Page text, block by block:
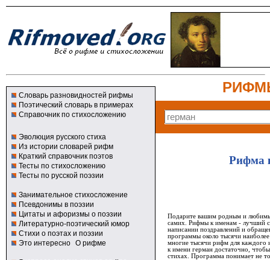
Словарь разновидностей рифмы
Поэтический словарь в примерах
Справочник по стихосложению
Эволюция русского стиха
Из истории словарей рифм
Краткий справочник поэтов
Тесты по стихосложению
Тесты по русской поэзии
Занимательное стихосложение
Псевдонимы в поэзии
Цитаты и афоризмы о поэзии
Литературно-поэтический юмор
Стихи о поэтах и поэзии
Это интересно О рифме
Рифма
Подарите вашим родным и
самих. Рифмы к именам - лучший
написании поздравлений и
программы около тысячи
многие тысячи рифм для каждого
к имени герман достаточно,
стихах. Программа понимает не